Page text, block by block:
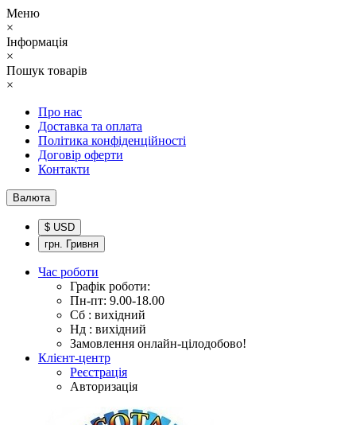
Меню
×
Інформація
×
Пошук товарів
×
Про нас
Доставка та оплата
Політика конфіденційності
Договір оферти
Контакти
Валюта
$ USD
грн. Гривня
Час роботи
Графік роботи:
Пн-пт: 9.00-18.00
Сб : вихідний
Нд : вихідний
Замовлення онлайн-цілодобово!
Клієнт-центр
Реєстрація
Авторизація